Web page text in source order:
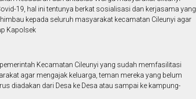
19, hal ini tentunya berkat sosialisasi dan kerjasama yang
kepada seluruh masyarakat kecamatan Cileunyi agar
Kapolsek
Kecamatan Cileunyi yang sudah memfasilitasi
agar mengajak keluarga, teman mereka yang belum
diadakan dari Desa ke Desa atau sampai ke kampung-